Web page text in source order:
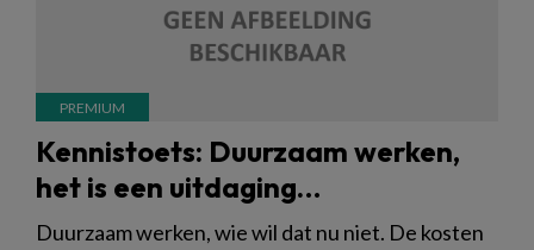
Kennistoets: Duurzaam werken,
het is een uitdaging…
Duurzaam werken, wie wil dat nu niet. De kosten